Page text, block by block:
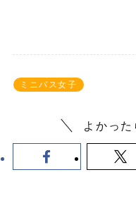
ミニバス女子
よかった